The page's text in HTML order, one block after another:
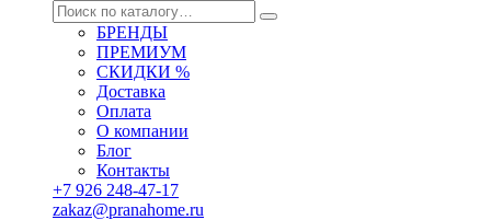
БРЕНДЫ
ПРЕМИУМ
СКИДКИ %
Доставка
Оплата
О компании
Блог
Контакты
+7 926 248-47-17
zakaz@pranahome.ru